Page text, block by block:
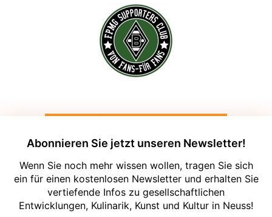
Abonnieren Sie jetzt unseren Newsletter!
Wenn Sie noch mehr wissen wollen, tragen Sie sich
ein für einen kostenlosen Newsletter und erhalten Sie
vertiefende Infos zu gesellschaftlichen
Entwicklungen, Kulinarik, Kunst und Kultur in Neuss!
Um unsere Webseite für Sie optimal zu